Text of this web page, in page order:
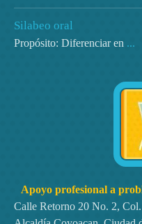
Silabeo oral
Propósito: Diferenciar en ...
Apoyo profesional a
Calle Retorno 20 No. 2,